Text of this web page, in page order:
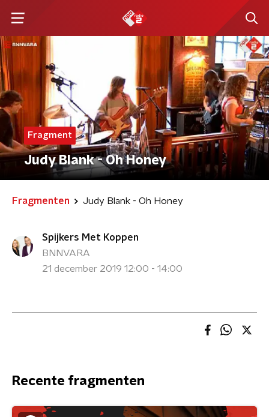
Fragment
Judy Blank - Oh Honey
Fragmenten Judy Blank - Oh Honey
Spijkers Met Koppen
BNNVARA
21 december 2019 12:00 - 14:00
Recente fragmenten